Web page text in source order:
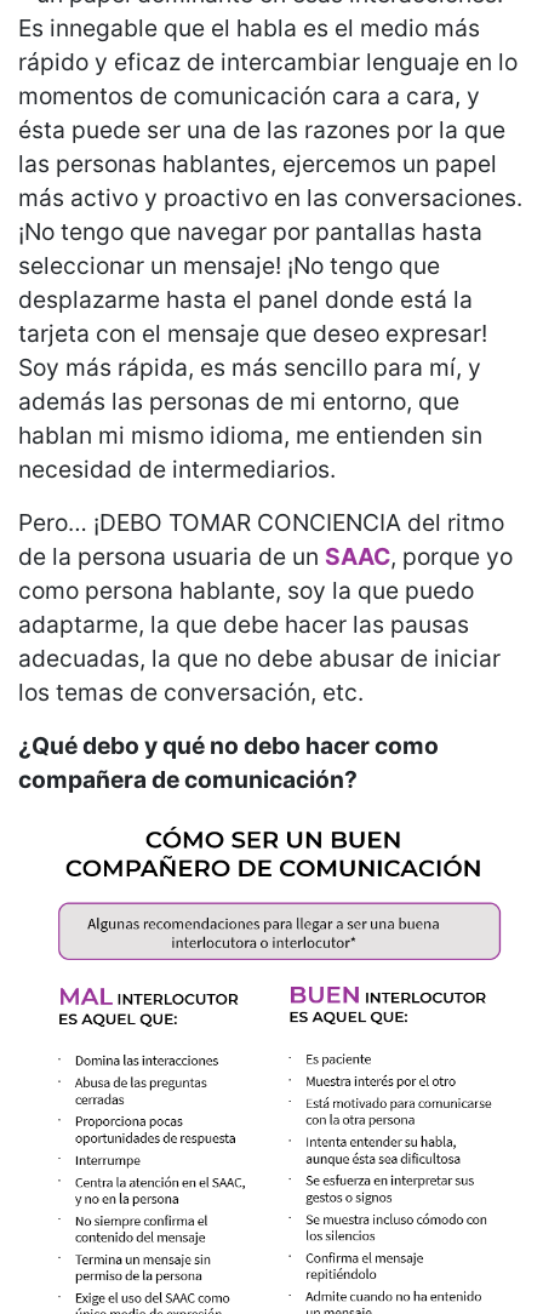
Es innegable que el habla es el medio más
rápido y eficaz de intercambiar lenguaje en lo
momentos de comunicación cara a cara, y
ésta puede ser una de las razones por la que
las personas hablantes, ejercemos un papel
más activo y proactivo en las conversaciones.
¡No tengo que navegar por pantallas hasta
seleccionar un mensaje! ¡No tengo que
desplazarme hasta el panel donde está la
tarjeta con el mensaje que deseo expresar!
Soy más rápida, es más sencillo para mí, y
además las personas de mi entorno, que
hablan mi mismo idioma, me entienden sin
necesidad de intermediarios.
Pero… ¡DEBO TOMAR CONCIENCIA del ritmo
de la persona usuaria de un SAAC, porque yo
como persona hablante, soy la que puedo
adaptarme, la que debe hacer las pausas
adecuadas, la que no debe abusar de iniciar
los temas de conversación, etc.
¿Qué debo y qué no debo hacer como
compañera de comunicación?